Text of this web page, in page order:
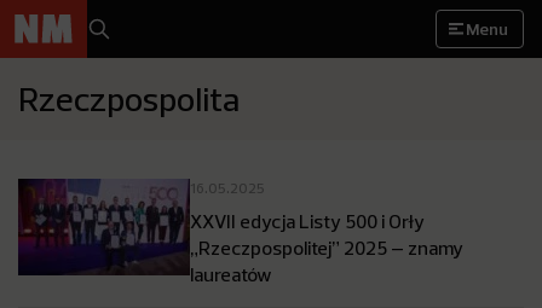
Menu
Rzeczpospolita
16.05.2025
XXVII edycja Listy 500 i Orły
„Rzeczpospolitej” 2025 – znamy
laureatów